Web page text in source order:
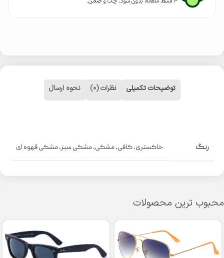
توضیحات تکمیلی نظرات (0) نحوه ارسال
رنگ خاکستری,کافی,مشکی,مشکی سبز,مشکی قهوه ای
محبوب ترین محصولات